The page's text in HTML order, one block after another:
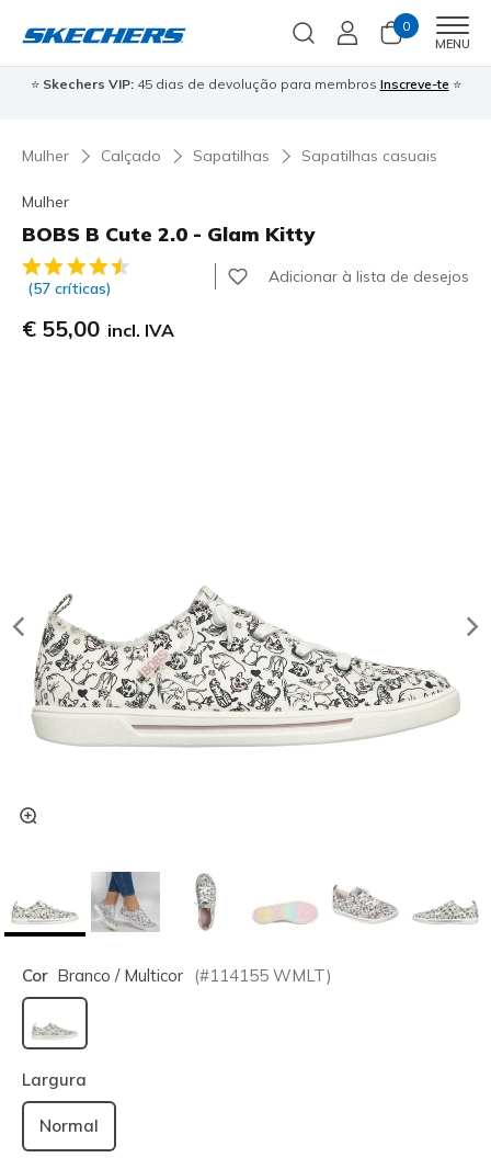
0
MENU
⭐ Skechers VIP:45 dias de devolução para membros Inscreve-te ⭐
Mulher Calçado Sapatilhas Sapatilhas casuais
Mulher
BOBS B Cute 2.0 - Glam Kitty
4$5 de 5 – Classificação do cliente
(57 críticas)
Adicionar à lista de desejos
€ 55,00 incl. IVA
Cor Branco / Multicor (#114155 WMLT)
selecionado
Largura
Normal